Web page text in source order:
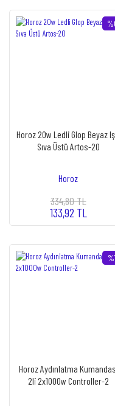
Horoz 20w Ledli Glop Beyaz
Sıva Üstü Artos-20
Horoz
334,80 TL
133,92 TL
Horoz Aydınlatma
2li 2x1000w Controller-2